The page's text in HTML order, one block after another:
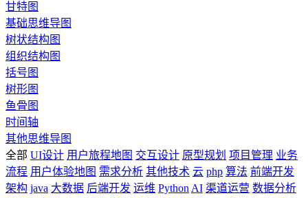
甘特图
基础思维导图
树状结构图
组织结构图
括号图
树形图
鱼骨图
时间轴
其他思维导图
全部 UI设计 用户旅程地图 交互设计 原型规划 项目管理 业务
流程 用户体验地图 需求分析 其他技术 云 php 算法 前端开发
架构 java 大数据 后端开发 运维 Python AI 渠道运营 数据分析